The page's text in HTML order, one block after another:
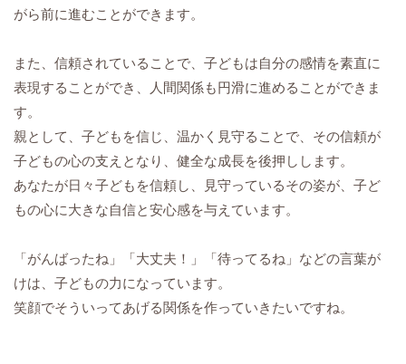
がら前に進むことができます。
また、信頼されていることで、子どもは自分の感情を素直に
表現することができ、人間関係も円滑に進めることができま
す。
親として、子どもを信じ、温かく見守ることで、その信頼が
子どもの心の支えとなり、健全な成長を後押しします。
あなたが日々子どもを信頼し、見守っているその姿が、子ど
もの心に大きな自信と安心感を与えています。
「がんばったね」「大丈夫！」「待ってるね」などの言葉が
けは、子どもの力になっています。
笑顔でそういってあげる関係を作っていきたいですね。